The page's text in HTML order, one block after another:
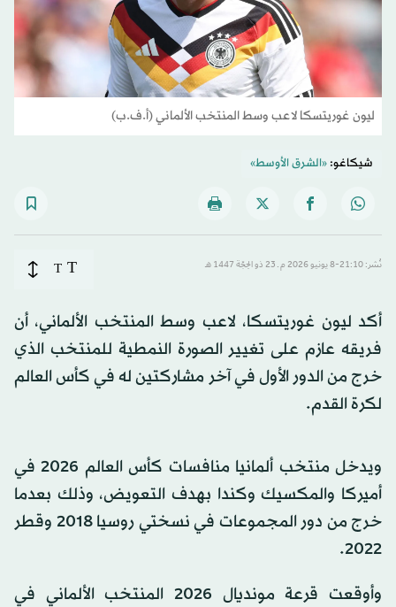
ليون غوريتسكا لاعب وسط المنتخب الألماني (أ.ف.ب)
شيكاغو:«الشرق الأوسط»
نُشر: 21:10-8 يونيو 2026 م ـ 23 ذو الحِجّة 1447 هـ T
T
أكد ليون غوريتسكا، لاعب وسط المنتخب الألماني، أن
فريقه عازم على تغيير الصورة النمطية للمنتخب الذي
خرج من الدور الأول في آخر مشاركتين له في كأس العالم
لكرة القدم.
ويدخل منتخب ألمانيا منافسات كأس العالم 2026 في
أميركا والمكسيك وكندا بهدف التعويض، وذلك بعدما
خرج من دور المجموعات في نسختي روسيا 2018 وقطر
2022.
وأوقعت قرعة مونديال 2026 المنتخب الألماني في